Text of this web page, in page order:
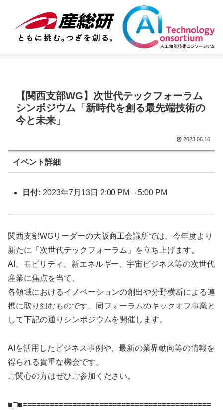
【関西支部WG】次世代テックフォーラム
シンポジウム「新時代を創る最先端技術の
今と未来」
2023.06.16
イベント詳細
日付: 2023年7月13日 2:00 PM –5:00 PM
関西支部WGリーダーの大阪商工会議所では、今年度より
新たに「次世代テックフォーラム」を立ち上げます。
AI、モビリティ、新エネルギー、宇宙ビジネス等の次世代
産業に焦点を当て、
各領域におけるイノベーションの創出や分野横断による連
携に取り組むものです。同フォーラムのキックオフ事業と
して下記の通りシンポジウムを開催します。
AIを活用したビジネス事例や、最新の業界動向等の情報を
得られる貴重な機会です。
ご関心の方はぜひご参加ください。
■□■==========================================